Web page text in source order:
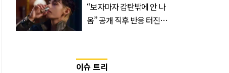
“보자마자 감탄밖에 안 나
옴” 공개 직후 반응 터진
이슈 트리